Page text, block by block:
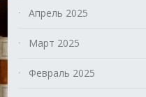
Апрель 2025
Март 2025
Февраль 2025